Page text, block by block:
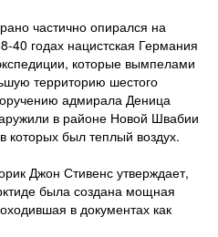
частично опирался на
годах нацистская Германия
которые вымпелами
территорию шестого
адмирала Деница
в районе Новой Швабии
которых был теплый воздух.
Джон Стивенс утверждает,
была создана мощная
в документах как